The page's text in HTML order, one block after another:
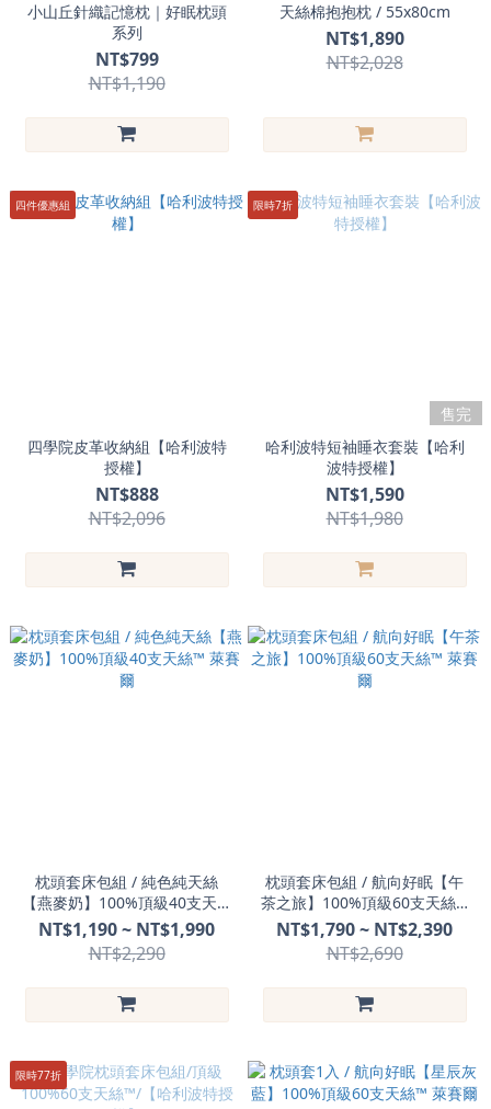
小山丘針織記憶枕｜好眠枕頭
系列
NT$799
NT$1,190
天絲棉抱抱枕 / 55x80cm
NT$1,890
NT$2,028
四件優惠組
四學院皮革收納組【哈利波特
授權】
NT$888
NT$2,096
限時7折
售完
哈利波特短袖睡衣套裝【哈利
波特授權】
NT$1,590
NT$1,980
枕頭套床包組 / 純色純天絲
【燕麥奶】100%頂級40支天絲
™ 萊賽爾
NT$1,190 ~ NT$1,990
NT$2,290
枕頭套床包組 / 航向好眠【午
茶之旅】100%頂級60支天絲™
萊賽爾
NT$1,790 ~ NT$2,390
NT$2,690
限時77折